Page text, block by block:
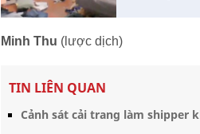
Minh Thu (lược dịch)
TIN LIÊN QUAN
Cảnh sát cải trang làm shipper